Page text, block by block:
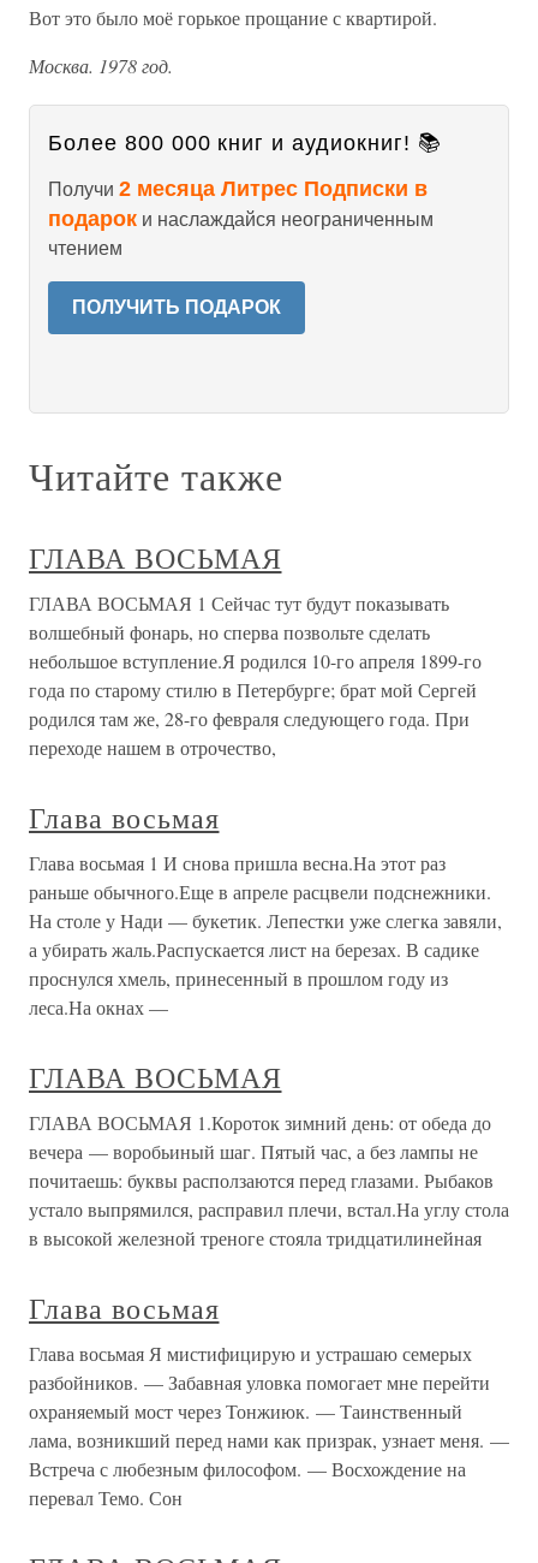
Вот это было моё горькое прощание с квартирой.
Москва. 1978 год.
Более 800 000 книг и аудиокниг! 📚
Получи 2 месяца Литрес Подписки в
подарок и наслаждайся неограниченным
чтением
ПОЛУЧИТЬ ПОДАРОК
Читайте также
ГЛАВА ВОСЬМАЯ
ГЛАВА ВОСЬМАЯ 1 Сейчас тут будут показывать
волшебный фонарь, но сперва позвольте сделать
небольшое вступление.Я родился 10-го апреля 1899-го
года по старому стилю в Петербурге; брат мой Сергей
родился там же, 28-го февраля следующего года. При
переходе нашем в отрочество,
Глава восьмая
Глава восьмая 1 И снова пришла весна.На этот раз
раньше обычного.Еще в апреле расцвели подснежники.
На столе у Нади — букетик. Лепестки уже слегка завяли,
а убирать жаль.Распускается лист на березах. В садике
проснулся хмель, принесенный в прошлом году из
леса.На окнах —
ГЛАВА ВОСЬМАЯ
ГЛАВА ВОСЬМАЯ 1.Короток зимний день: от обеда до
вечера — воробьиный шаг. Пятый час, а без лампы не
почитаешь: буквы расползаются перед глазами. Рыбаков
устало выпрямился, расправил плечи, встал.На углу стола
в высокой железной треноге стояла тридцатилинейная
Глава восьмая
Глава восьмая Я мистифицирую и устрашаю семерых
разбойников. — Забавная уловка помогает мне перейти
охраняемый мост через Тонжиюк. — Таинственный
лама, возникший перед нами как призрак, узнает меня. —
Встреча с любезным философом. — Восхождение на
перевал Темо. Сон